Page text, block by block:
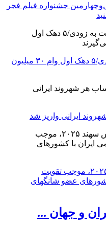
جشنواره فیلم فجر
واریز سود سهام عدالت به زودی/۵ دهک اول وام ۳۰ میلیون
سردار جوانی: رزمایش سهند ۲۰۲۵، موجب تقویت
عضو شانگهای
و جهان ...